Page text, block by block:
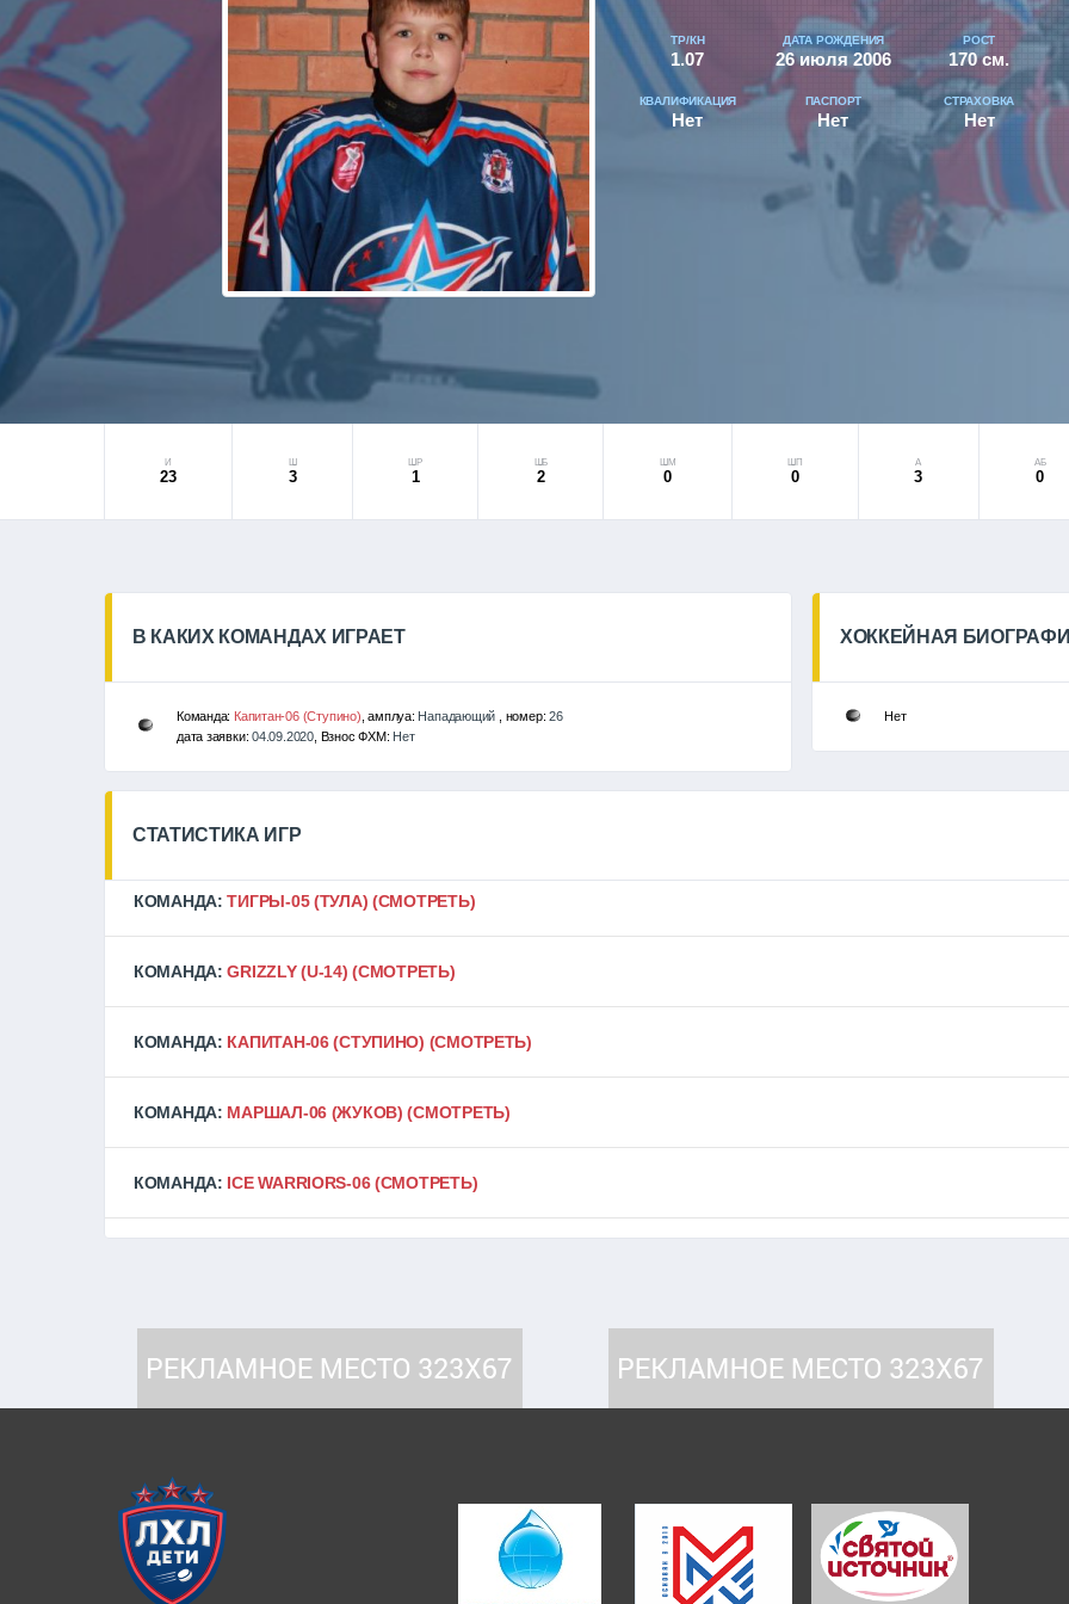
ТР/КН
1.07
ДАТА РОЖДЕНИЯ
26 июля 2006
РОСТ
170 см.
КВАЛИФИКАЦИЯ
Нет
ПАСПОРТ
Нет
СТРАХОВКА
Нет
И
23
Ш
3
ШР
1
ШБ
2
ШМ
0
ШП
0
А
3
АБ
0
В КАКИХ КОМАНДАХ ИГРАЕТ
Команда: Капитан-06 (Ступино) , амплуа: Нападающий , номер:26
дата заявки:04.09.2020, Взнос ФХМ: Нет
ХОККЕЙНАЯ
Нет
СТАТИСТИКА ИГР
КОМАНДА:ТИГРЫ-05 (ТУЛА) (СМОТРЕТЬ)
КОМАНДА:GRIZZLY (U-14) (СМОТРЕТЬ)
КОМАНДА: КАПИТАН-06 (СТУПИНО) (СМОТРЕТЬ)
КОМАНДА: МАРШАЛ-06 (ЖУКОВ) (СМОТРЕТЬ)
КОМАНДА: ICE WARRIORS-06 (СМОТРЕТЬ)